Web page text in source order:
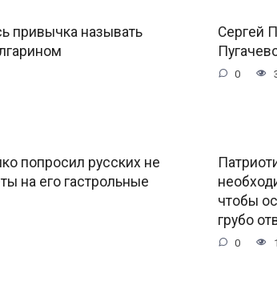
привычка называть
Сергей
0
попросил русских не
на его гастрольные
чтобы
грубо
0